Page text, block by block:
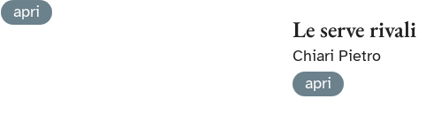
apri
Le serve rivali
Chiari Pietro
apri